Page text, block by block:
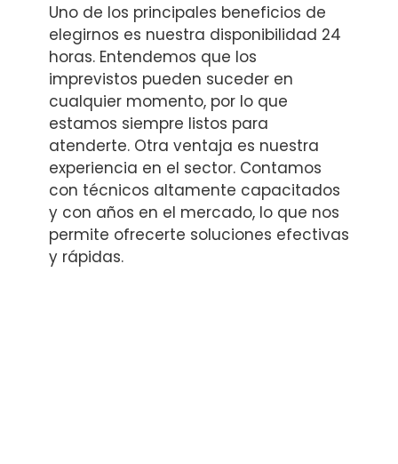
Uno de los principales beneficios de
elegirnos es nuestra disponibilidad 24
horas. Entendemos que los
imprevistos pueden suceder en
cualquier momento, por lo que
estamos siempre listos para
atenderte. Otra ventaja es nuestra
experiencia en el sector. Contamos
con técnicos altamente capacitados
y con años en el mercado, lo que nos
permite ofrecerte soluciones efectivas
y rápidas.